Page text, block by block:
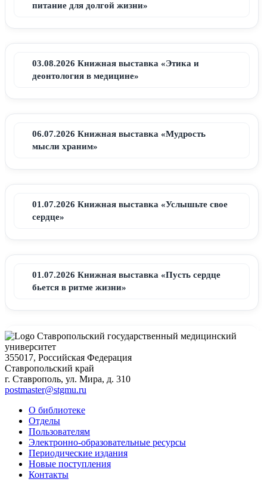
питание для долгой жизни»
03.08.2026 Книжная выставка «Этика и
деонтология в медицине»
06.07.2026 Книжная выставка «Мудрость
мысли храним»
01.07.2026 Книжная выставка «Услышьте свое
сердце»
01.07.2026 Книжная выставка «Пусть сердце
бьется в ритме жизни»
04.06.2026 Книжная выставка «Пушкинский
день России»
02.06.2026 Книжная выставка «Я дал навеки
клятву Гиппократа...»
Ставропольский государственный медицинский
университет
355017, Российская Федерация
Ставропольский край
г. Ставрополь, ул. Мира, д. 310
postmaster@stgmu.ru
О библиотеке
Отделы
Пользователям
Электронно-образовательные ресурсы
Периодические издания
Новые поступления
Контакты